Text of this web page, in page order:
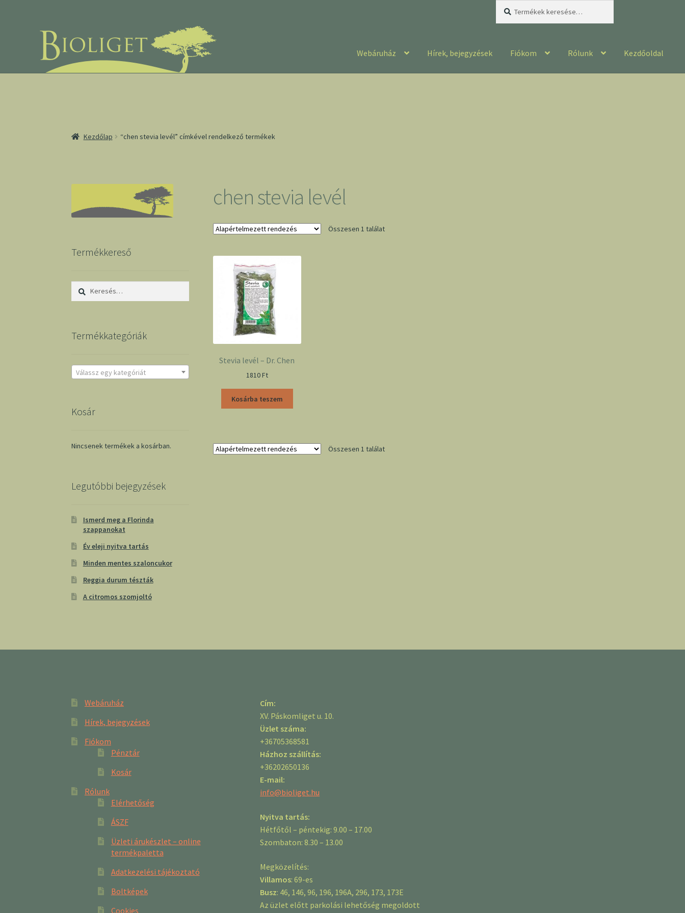
Webáruház Hírek, bejegyzések Fiókom Rólunk Kezdőoldal
Kezdőlap “chen stevia levél” címkével rendelkező termékek
chen stevia levél
Összesen 1 találat
Stevia levél – Dr. Chen
1810Ft
Kosárba teszem
Összesen 1 találat
Termékkereső
Keresés:
Termékkategóriák
Válassz egy kategóriát
Kosár
Nincsenek termékek a kosárban.
Legutóbbi bejegyzések
Ismerd meg a Florinda
szappanokat
Év eleji nyitva tartás
Minden mentes szaloncukor
Reggia durum tészták
A citromos szomjoltó
Webáruház
Hírek, bejegyzések
Fiókom
Pénztár
Kosár
Rólunk
Elérhetőség
ÁSZF
Üzleti árukészlet – online
termékpaletta
Adatkezelési tájékoztató
Boltképek
Cookies
Cím:
XV. Páskomliget u. 10.
Üzlet száma:
+36705368581
Házhoz szállítás:
+36202650136
E-mail:
info@bioliget.hu
Nyitva tartás:
Hétfőtől – péntekig: 9.00 – 17.00
Szombaton: 8.30 – 13.00
Megközelítés:
Villamos: 69-es
Busz: 46, 146, 96, 196, 196A, 296, 173, 173E
Az üzlet előtt parkolási lehetőség megoldott